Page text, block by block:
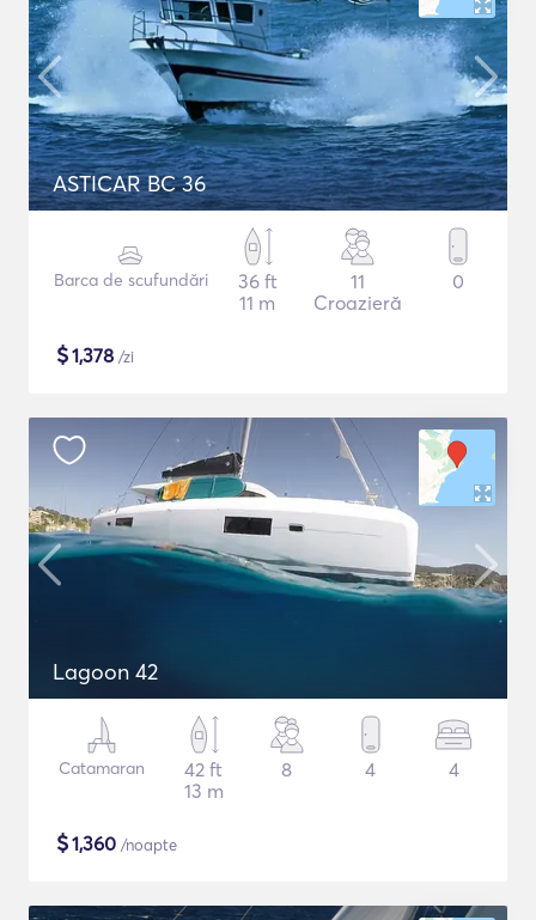
ASTICAR BC 36
Barca de scufundări
36 ft
11 m
11
Croazieră
0
$1,378 /zi
Lagoon 42
Catamaran
42 ft
13 m
8 4 4
$1,360 /noapte